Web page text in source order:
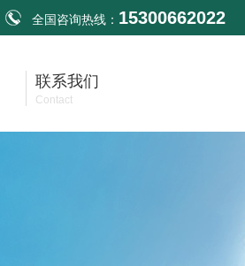
全国咨询热线： 15300662022
联系我们
Contact